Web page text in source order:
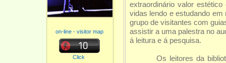
on-line - visitor map
Click
extraordinário valor
vidas lendo e estudando
grupo de visitantes com
assistir a uma palestra no
á leitura e á pesquisa.
Os leitores da biblioteca